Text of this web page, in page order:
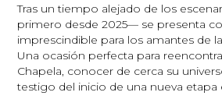
Tras un tiempo alejado de los
primero desde 2025— se presenta
imprescindible para los amantes de
Una ocasión perfecta para
Chapela, conocer de cerca su
testigo del inicio de una nueva etapa